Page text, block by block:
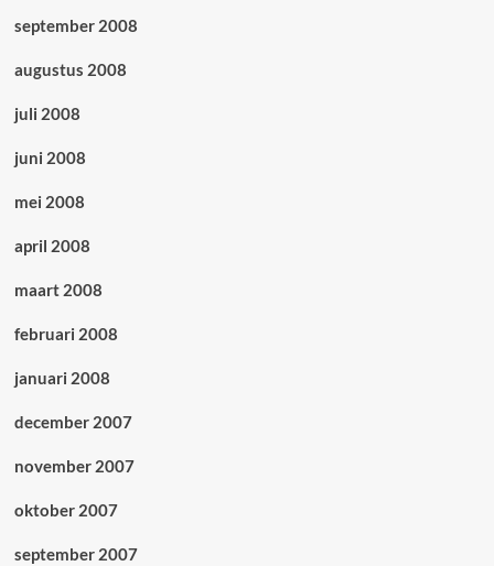
september 2008
augustus 2008
juli 2008
juni 2008
mei 2008
april 2008
maart 2008
februari 2008
januari 2008
december 2007
november 2007
oktober 2007
september 2007